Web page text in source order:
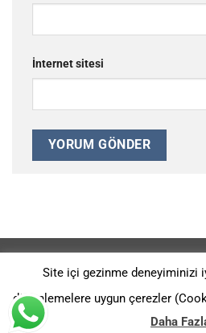
İnternet sitesi
Ürünlerimiz 2014-G-113914 ve
İle KORUNMAKTADIR. Copyright
Digital Agency: A
Site içi gezinme deneyiminizi
düzenlemelere uygun çerezler
Daha